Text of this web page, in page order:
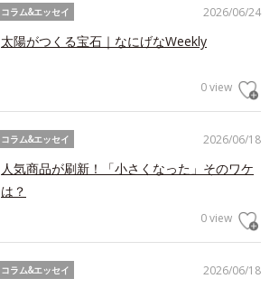
2026/06/24
コラム&エッセイ
太陽がつくる宝石｜なにげなWeekly
0 view
2026/06/18
コラム&エッセイ
人気商品が刷新！「小さくなった」そのワケ
は？
0 view
2026/06/18
コラム&エッセイ